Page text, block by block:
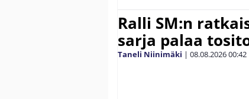
Ralli SM:n
sarja palaa
Taneli Niinimäki | 08.08.202600:42